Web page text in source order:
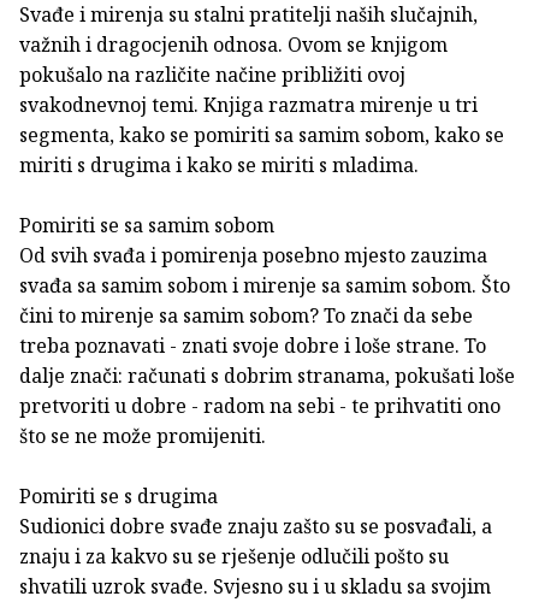
Svađe i mirenja su stalni pratitelji naših slučajnih,
važnih i dragocjenih odnosa. Ovom se knjigom
pokušalo na različite načine približiti ovoj
svakodnevnoj temi. Knjiga razmatra mirenje u tri
segmenta, kako se pomiriti sa samim sobom, kako se
miriti s drugima i kako se miriti s mladima.
Pomiriti se sa samim sobom
Od svih svađa i pomirenja posebno mjesto zauzima
svađa sa samim sobom i mirenje sa samim sobom. Što
čini to mirenje sa samim sobom? To znači da sebe
treba poznavati - znati svoje dobre i loše strane. To
dalje znači: računati s dobrim stranama, pokušati loše
pretvoriti u dobre - radom na sebi - te prihvatiti ono
što se ne može promijeniti.
Pomiriti se s drugima
Sudionici dobre svađe znaju zašto su se posvađali, a
znaju i za kakvo su se rješenje odlučili pošto su
shvatili uzrok svađe. Svjesno su i u skladu sa svojim